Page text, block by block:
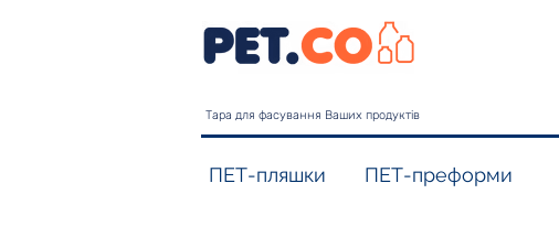
Тара для фасування Ваших продуктів
ПЕТ-пляшки ПЕТ-преформи